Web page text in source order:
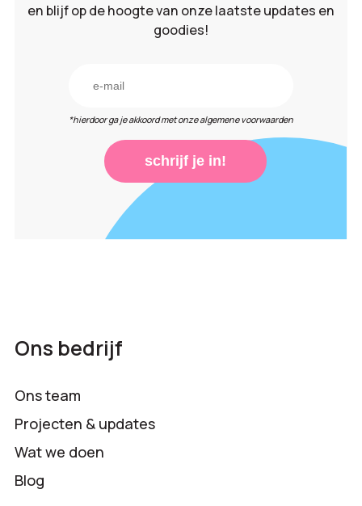
en blijf op de hoogte van onze laatste updates en
goodies!
*hierdoor ga je akkoord met onze algemene voorwaarden
schrijf je in!
Ons bedrijf
Ons team
Projecten & updates
Wat we doen
Blog